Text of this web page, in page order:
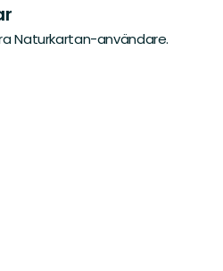
Naturkartan-användare.